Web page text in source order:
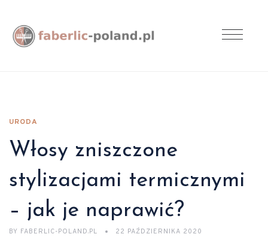
URODA
Włosy zniszczone
stylizacjami termicznymi
– jak je naprawić?
BY FABERLIC-POLAND.PL 22 PAŹDZIERNIKA 2020